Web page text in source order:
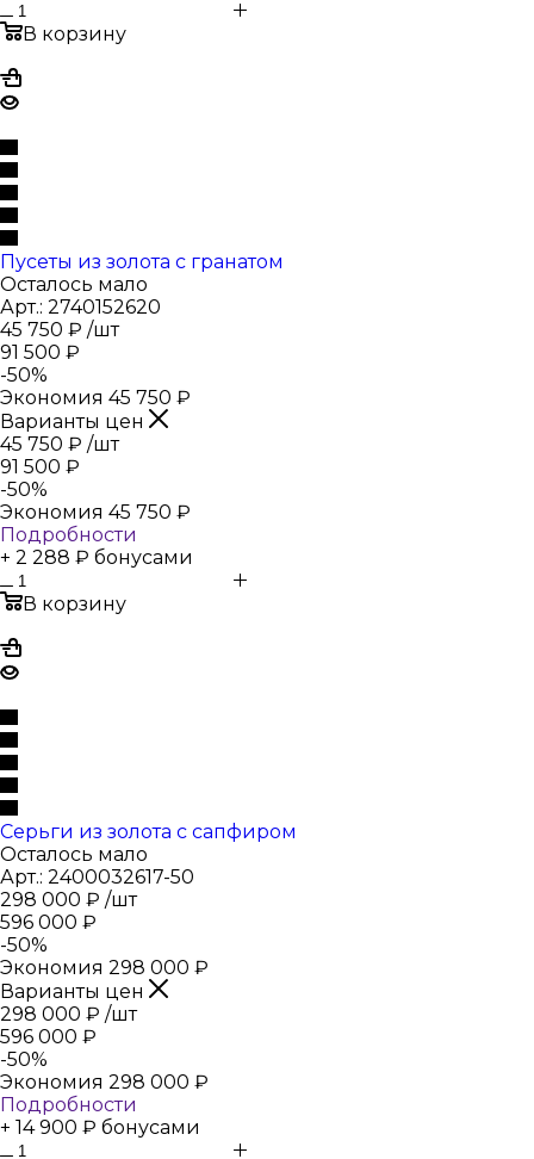
В корзину
Пусеты из золота с гранатом
Осталось мало
Арт.: 2740152620
45 750 ₽ /шт
91 500 ₽
-50%
Экономия 45 750 ₽
Варианты цен
45 750 ₽ /шт
91 500 ₽
-50%
Экономия 45 750 ₽
Подробности
+ 2 288 ₽ бонусами
В корзину
Серьги из золота с сапфиром
Осталось мало
Арт.: 2400032617-50
298 000 ₽ /шт
596 000 ₽
-50%
Экономия 298 000 ₽
Варианты цен
298 000 ₽ /шт
596 000 ₽
-50%
Экономия 298 000 ₽
Подробности
+ 14 900 ₽ бонусами